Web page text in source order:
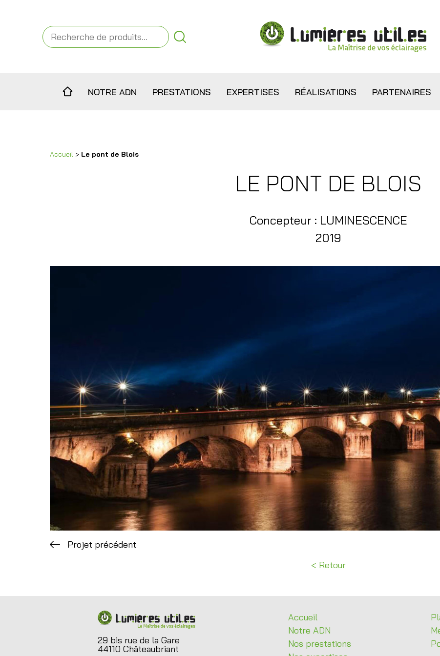
Recherche
NOTRE ADN PRESTATIONS EXPERTISES RÉALISATIONS PARTENAIRES
Accueil > Le pont de Blois
LE PONT DE BLOIS
Concepteur : LUMINESCENCE
2019
Projet précédent
Retour
29 bis rue de la Gare
44110 Châteaubriant
Accueil
Notre ADN
Nos prestations